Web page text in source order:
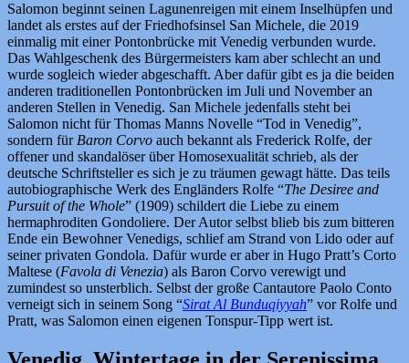
Salomon beginnt seinen Lagunenreigen mit einem Inselhüpfen und
landet als erstes auf der Friedhofsinsel San Michele, die 2019
einmalig mit einer Pontonbrücke mit Venedig verbunden wurde.
Das Wahlgeschenk des Bürgermeisters kam aber schlecht an und
wurde sogleich wieder abgeschafft. Aber dafür gibt es ja die beiden
anderen traditionellen Pontonbrücken im Juli und November an
anderen Stellen in Venedig. San Michele jedenfalls steht bei
Salomon nicht für Thomas Manns Novelle “Tod in Venedig”,
sondern für Baron Corvo auch bekannt als Frederick Rolfe, der
offener und skandalöser über Homosexualität schrieb, als der
deutsche Schriftsteller es sich je zu träumen gewagt hätte. Das teils
autobiographische Werk des Engländers Rolfe “The Desiree and
Pursuit of the Whole” (1909) schildert die Liebe zu einem
hermaphroditen Gondoliere. Der Autor selbst blieb bis zum bitteren
Ende ein Bewohner Venedigs, schlief am Strand von Lido oder auf
seiner privaten Gondola. Dafür wurde er aber in Hugo Pratt’s Corto
Maltese (Favola di Venezia) als Baron Corvo verewigt und
zumindest so unsterblich. Selbst der große Cantautore Paolo Conto
verneigt sich in seinem Song “Sirat Al Bunduqiyyah” vor Rolfe und
Pratt, was Salomon einen eigenen Tonspur-Tipp wert ist.